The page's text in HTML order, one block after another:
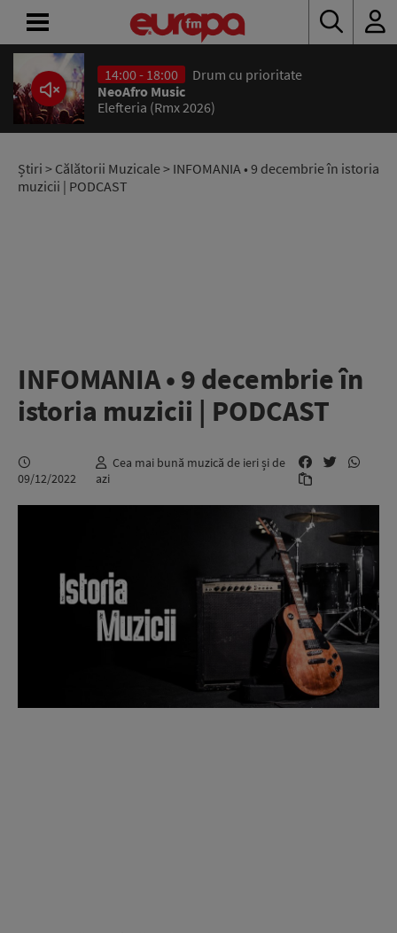
14:00 - 18:00
Drum cu prioritate
NeoAfro Music
Elefteria (Rmx 2026)
Știri > Călătorii Muzicale> INFOMANIA • 9 decembrie în istoria
muzicii | PODCAST
INFOMANIA • 9 decembrie în
istoria muzicii | PODCAST
09/12/2022
Cea mai bună muzică de ieri și de
azi
ACASĂ
ȘTIRI
RADIO